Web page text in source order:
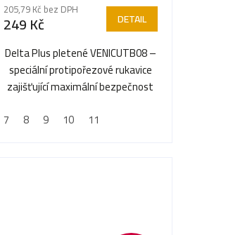
205,79 Kč bez DPH
249 Kč DETAIL
Delta Plus pletené VENICUTB08 –
speciální protipořezové rukavice
zajišťující maximální bezpečnost
7 8 9 10 11